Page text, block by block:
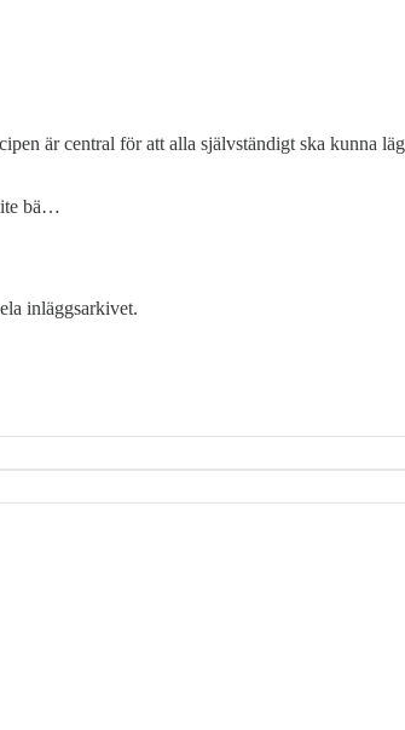
är central för att alla självständigt ska kunna
bä…
inläggsarkivet.